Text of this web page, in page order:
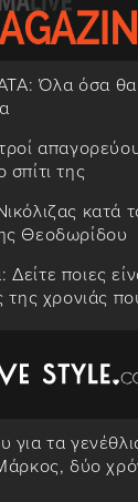
Όλα όσα θα
της
κατά
Θεοδωρίδου
ποιες
της χρονιάς
για τα
δύο